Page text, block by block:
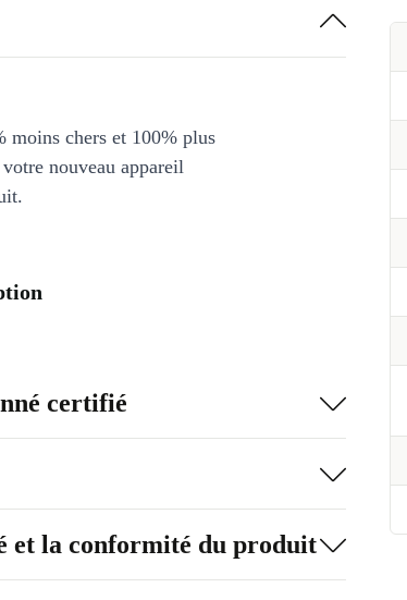
moins chers et 100% plus
nouveau appareil
certifié
et la conformité du produit